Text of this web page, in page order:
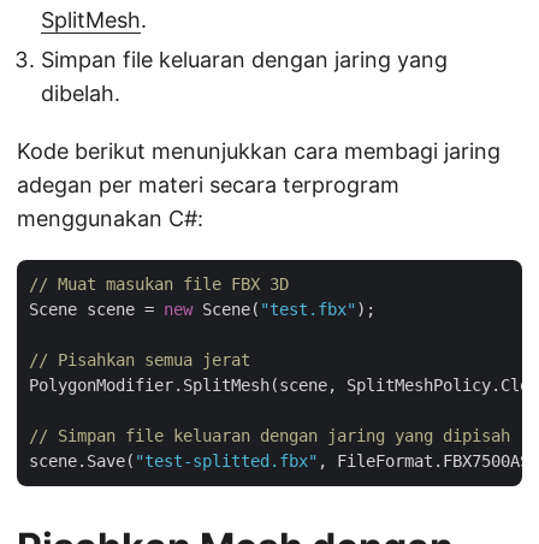
SplitMesh.
Simpan file keluaran dengan jaring yang
dibelah.
Kode berikut menunjukkan cara membagi jaring
adegan per materi secara terprogram
menggunakan C#:
// Muat masukan file FBX 3D
Scene scene = new Scene( "test.fbx" );
// Pisahkan semua jerat
PolygonModifier.SplitMesh(scene,
// Simpan file keluaran dengan jaring yang dipisah
scene.Save( "test-splitted.fbx"